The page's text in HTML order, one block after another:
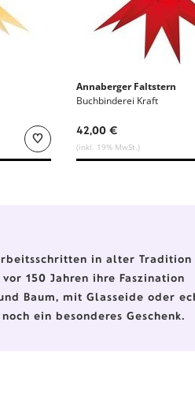
Annaberger Faltstern
Buchbinderei Kraft
42,00 €
(inkl. 19% MwSt.)
in alter Tradition
150 Jahren ihre Faszination
Baum, mit Glasseide oder
ein besonderes Geschenk.